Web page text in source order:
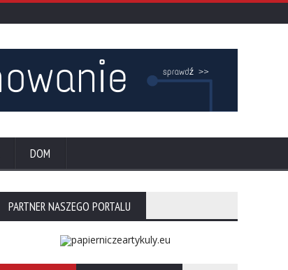
DOM
PARTNER NASZEGO PORTALU